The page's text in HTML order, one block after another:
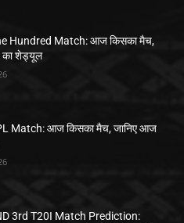
Hundred Match: आज किसका मैच,
का शेड्यूल
Match: आज किसका मैच, जानिए आज
3rd T20I Match Prediction: